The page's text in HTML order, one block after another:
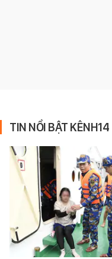
TIN NỔI BẬT KÊNH14